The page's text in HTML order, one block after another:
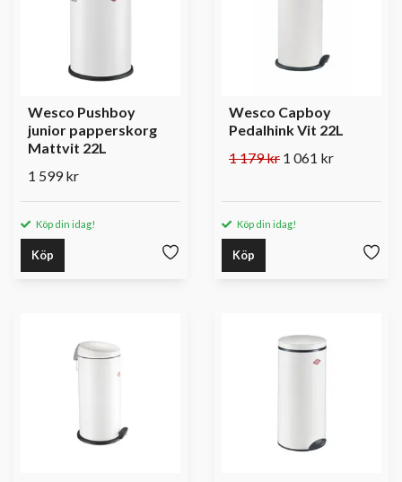
Wesco Pushboy
junior papperskorg
Mattvit 22L
1 599 kr
Köp din idag!
Köp
Wesco Capboy
Pedalhink Vit 22L
1 179 kr 1 061 kr
Köp din idag!
Köp